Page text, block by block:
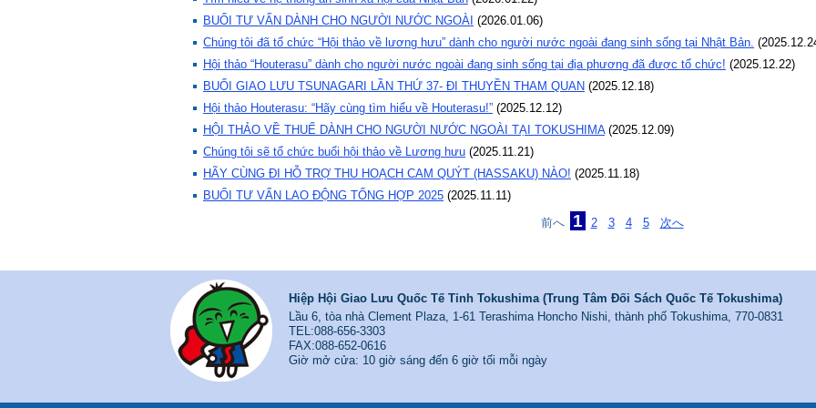
BUỔI TƯ VẤN DÀNH CHO NGƯỜI NƯỚC NGOÀI (2026.01.06)
Chúng tôi đã tổ chức “Hội thảo về lương hưu” dành cho người nước ngoài đang sinh sống tại Nhật Bản. (
Hội thảo “Houterasu” dành cho người nước ngoài đang sinh sống tại địa phương đã được tổ chức! (2025.12.22)
BUỔI GIAO LƯU TSUNAGARI LẦN THỨ 37- ĐI THUYỀN THAM QUAN (2025.12.18)
Hội thảo Houterasu: “Hãy cùng tìm hiểu về Houterasu!” (2025.12.12)
HỘI THẢO VỀ THUẾ DÀNH CHO NGƯỜI NƯỚC NGOÀI TẠI TOKUSHIMA(2025.12.09)
Chúng tôi sẽ tổ chức buổi hội thảo về Lương hưu (2025.11.21)
HÃY CÙNG ĐI HỖ TRỢ THU HOẠCH CAM QUÝT (HASSAKU) NÀO! (2025.11.18)
BUỔI TƯ VẤN LAO ĐỘNG TỔNG HỢP 2025 (2025.11.11)
前へ
1 2 3 4 5 次へ
Hiệp Hội Giao Lưu Quốc Tế Tỉnh Tokushima (Trung Tâm Đối Sách Quốc Tế Tokushima)
Lầu 6, tòa nhà Clement Plaza, 1-61 Terashima Honcho Nishi, thành phố Tokushima, 770-0831
TEL:088-656-3303
FAX:088-652-0616
Giờ mở cửa: 10 giờ sáng đến 6 giờ tối mỗi ngày